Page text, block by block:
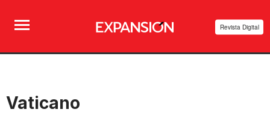
Revista Digital
Vaticano